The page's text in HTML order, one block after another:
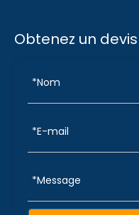
Obtenez un